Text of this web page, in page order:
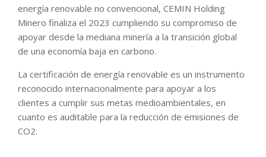
energía renovable no convencional, CEMIN Holding
Minero finaliza el 2023 cumpliendo su compromiso de
apoyar desde la mediana minería a la transición global
de una economía baja en carbono.
La certificación de energía renovable es un instrumento
reconocido internacionalmente para apoyar a los
clientes a cumplir sus metas medioambientales, en
cuanto es auditable para la reducción de emisiones de
CO2.